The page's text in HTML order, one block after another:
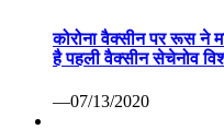
कोरोना वैक्सीन पर रूस ने
है पहली वैक्सीन सेचेनोव
—07/13/2020